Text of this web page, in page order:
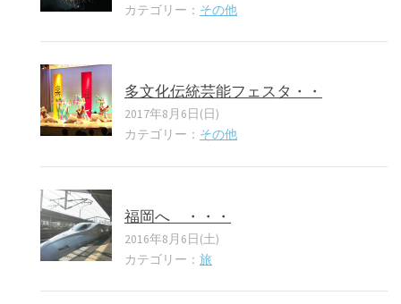
カテゴリー： その他
多文化伝統芸能フェスタ・・
2017年8月6日(日)
カテゴリー： その他
福岡へ ・・・
2016年8月6日(土)
カテゴリー： 旅